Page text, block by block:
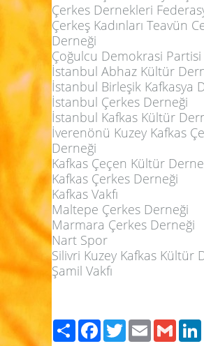
Çerkes Dernekleri
Çerkeş Kadınları Teavün
Derneği
Çoğulcu Demokrasi Partisi
İstanbul Abhaz Kültür
İstanbul Birleşik Kafkasya
İstanbul Çerkes Derneği
İstanbul Kafkas Kültür
İverenönü Kuzey Kafkas
Derneği
Kafkas Çeçen Kültür
Kafkas Çerkes Derneği
Kafkas Vakfı
Maltepe Çerkes Derneği
Marmara Çerkes Derneği
Nart Spor
Silivri Kuzey Kafkas Kültür
Şamil Vakfı
ShareFacebook
TwitterEmailGmail